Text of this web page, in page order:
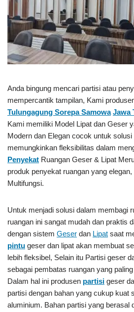
Anda bingung mencari partisi atau
mempercantik tampilan, Kami
Tulungagung Sorepa Samowa Jawa
Kami memiliki Model Lipat dan Geser
Modern dan Elegan cocok untuk
memungkinkan fleksibilitas dalam
Penyekat Ruangan Geser & Lipat
produk penyekat ruangan yang
Multifungsi.
Untuk menjadi solusi dalam membagi
ruangan ini sangat mudah dan praktis
dengan sistem Geser dan Lipat saat
pintu geser dan lipat akan membuat
lebih fleksibel, Selain itu Partisi geser
sebagai pembatas ruangan yang
Dalam hal ini produsen partisi geser
partisi dengan bahan yang cukup kuat
aluminium. Bahan partisi yang berasal